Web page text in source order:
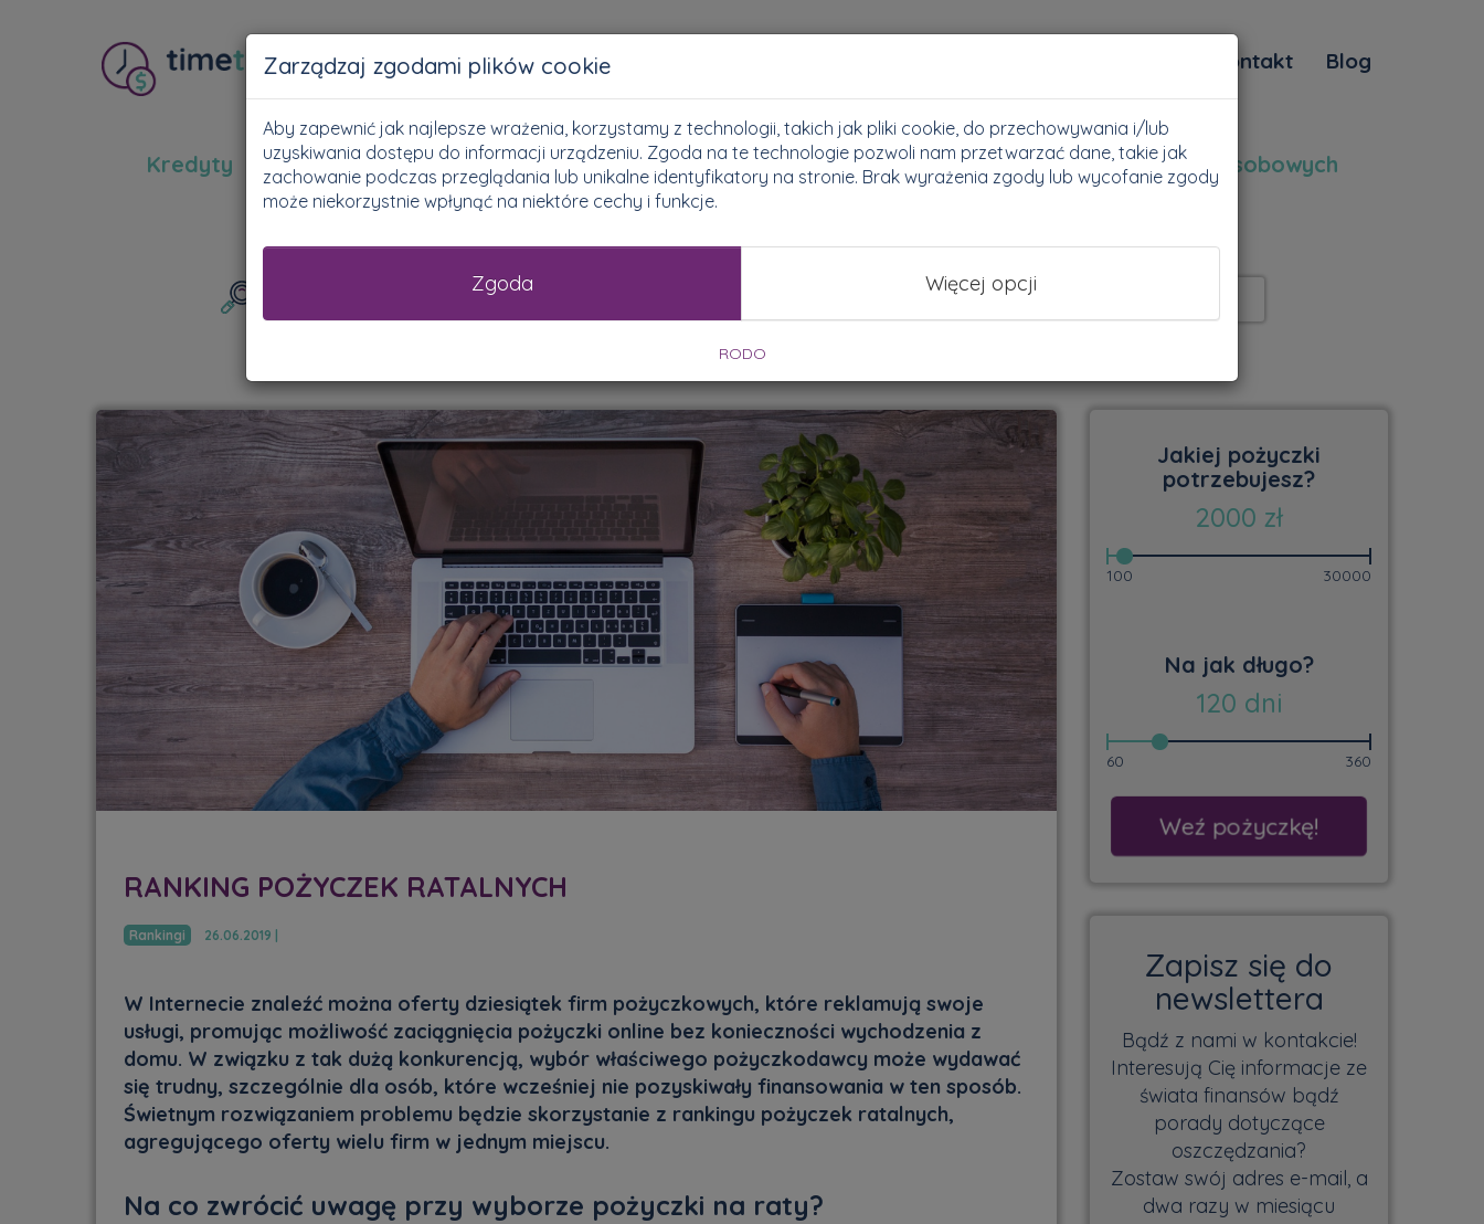
Zarządzaj zgodami plików cookie
Aby zapewnić jak najlepsze wrażenia, korzystamy z technologii, takich jak pliki cookie, do przechowywania i/lub
uzyskiwania dostępu do informacji urządzeniu. Zgoda na te technologie pozwoli nam przetwarzać dane, takie jak
zachowanie podczas przeglądania lub unikalne identyfikatory na stronie. Brak wyrażenia zgody lub wycofanie zgody
może niekorzystnie wpłynąć na niektóre cechy i funkcje.
Zgoda Więcej opcji
RODO
Złóż wniosek Kontakt Blog
Kredyty Pożyczki Newsy Oszczędzanie Rankingi BIK
Ochrona Danych Osobowych
Wszystkie
RANKING POŻYCZEK RATALNYCH
Rankingi 26.06.2019 |
W Internecie znaleźć można oferty dziesiątek firm pożyczkowych, które reklamują swoje
usługi, promując możliwość zaciągnięcia pożyczki online bez konieczności wychodzenia z
domu. W związku z tak dużą konkurencją, wybór właściwego pożyczkodawcy może wydawać
się trudny, szczególnie dla osób, które wcześniej nie pozyskiwały finansowania w ten sposób.
Świetnym rozwiązaniem problemu będzie skorzystanie z rankingu pożyczek ratalnych,
agregującego oferty wielu firm w jednym miejscu.
Na co zwrócić uwagę przy wyborze pożyczki na raty?
Jakiej pożyczki
potrzebujesz?
2000 zł
100 30000
Na jak długo?
120 dni
60 360
Weź pożyczkę!
Zapisz się do
newslettera
Bądź z nami w kontakcie!
Interesują Cię informacje ze
świata finansów bądź
porady dotyczące
oszczędzania?
Zostaw swój adres e-mail, a
dwa razy w miesiącu